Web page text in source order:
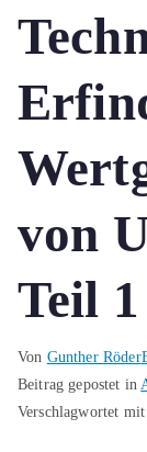
von
Teil 1
Von Gunther Röder
Beitrag gepostet in
Verschlagwortet